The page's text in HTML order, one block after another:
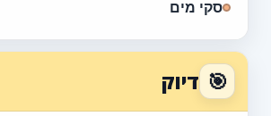
סקי מים
🎯 דיוק